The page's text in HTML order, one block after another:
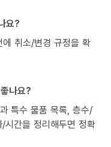
요?
취소/변경 규정을 확
나요?
특수 물품 목록, 층수/
시간을 정리해두면 정확